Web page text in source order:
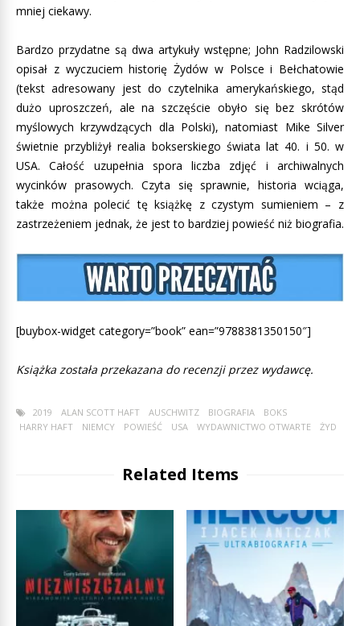
mniej ciekawy.
Bardzo przydatne są dwa artykuły wstępne; John Radzilowski
opisał z wyczuciem historię Żydów w Polsce i Bełchatowie
(tekst adresowany jest do czytelnika amerykańskiego, stąd
dużo uproszczeń, ale na szczęście obyło się bez skrótów
myślowych krzywdzących dla Polski), natomiast Mike Silver
świetnie przybliżył realia bokserskiego świata lat 40. i 50. w
USA. Całość uzupełnia spora liczba zdjęć i archiwalnych
wycinków prasowych. Czyta się sprawnie, historia wciąga,
także można polecić tę książkę z czystym sumieniem – z
zastrzeżeniem jednak, że jest to bardziej powieść niż biografia.
[buybox-widget category=”book” ean=”9788381350150″]
Książka została przekazana do recenzji przez wydawcę.
2019 ALAN SCOTT HAFT AUSCHWITZ BIOGRAFIA
BOKS
HARRY HAFT
NIEMCY POWIEŚĆ USA WYDAWNICTWO OTWARTE ŻYD
Related Items